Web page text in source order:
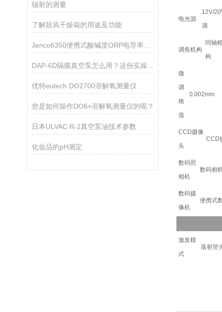
辐射的测量
了解鼓风干燥箱的用途及功能
优特eutech DO2700溶解氧测量仪
您是如何操作DO6+溶解氧测量仪的呢？
日本ULVAC R-2真空泵油技术参数
化妆品的pH测定
电光源
12V/
调
调焦机构
同轴
构
微
调
格
值
0.002mm
CCD摄像
头
CCD
数码照
相机
数码相
数码摄
像机
便携式
激发模
式
落射荧